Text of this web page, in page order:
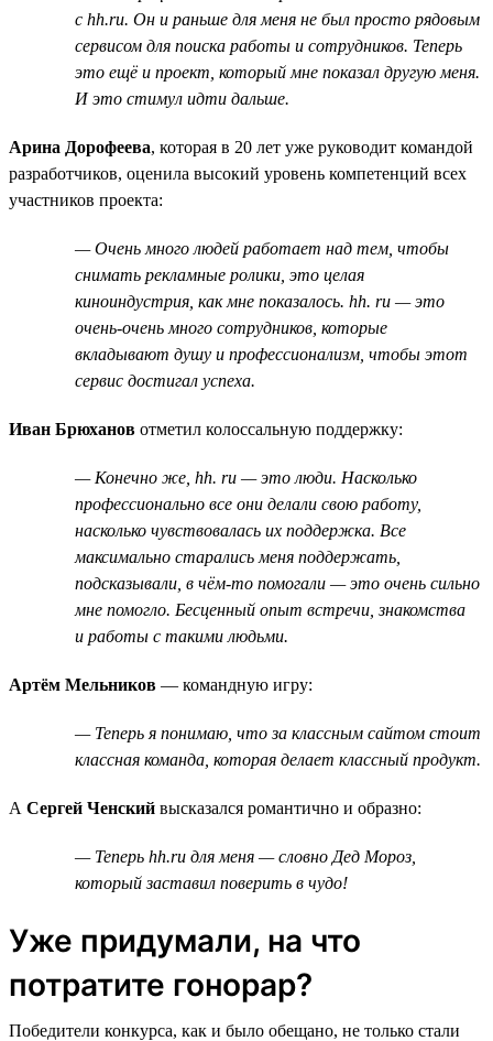
с hh.ru. Он и раньше для меня не был просто рядовым
сервисом для поиска работы и сотрудников. Теперь
это ещё и проект, который мне показал другую меня.
И это стимул идти дальше.
Арина Дорофеева, которая в 20 лет уже руководит командой
разработчиков, оценила высокий уровень компетенций всех
участников проекта:
— Очень много людей работает над тем, чтобы
снимать рекламные ролики, это целая
киноиндустрия, как мне показалось. hh. ru — это
очень-очень много сотрудников, которые
вкладывают душу и профессионализм, чтобы этот
сервис достигал успеха.
Иван Брюханов отметил колоссальную поддержку:
— Конечно же, hh. ru — это люди. Насколько
профессионально все они делали свою работу,
насколько чувствовалась их поддержка. Все
максимально старались меня поддержать,
подсказывали, в чём-то помогали — это очень сильно
мне помогло. Бесценный опыт встречи, знакомства
и работы с такими людьми.
Артём Мельников — командную игру:
— Теперь я понимаю, что за классным сайтом стоит
классная команда, которая делает классный продукт.
А Сергей Ченский высказался романтично и образно:
— Теперь hh.ru для меня — словно Дед Мороз,
который заставил поверить в чудо!
Уже придумали, на что
потратите гонорар?
Победители конкурса, как и было обещано, не только стали